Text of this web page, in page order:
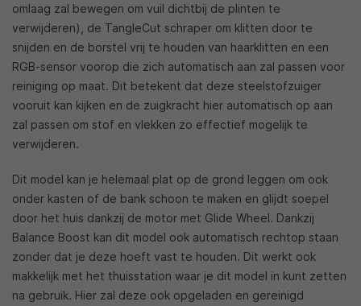
omlaag zal bewegen om vuil dichtbij de plinten te
verwijderen), de TangleCut schraper om klitten door te
snijden en de borstel vrij te houden van haarklitten en een
RGB-sensor voorop die zich automatisch aan zal passen voor
reiniging op maat. Dit betekent dat deze steelstofzuiger
vooruit kan kijken en de zuigkracht hier automatisch op aan
zal passen om stof en vlekken zo effectief mogelijk te
verwijderen.
Dit model kan je helemaal plat op de grond leggen om ook
onder kasten of de bank schoon te maken en glijdt soepel
door het huis dankzij de motor met Glide Wheel. Dankzij
Balance Boost kan dit model ook automatisch rechtop staan
zonder dat je deze hoeft vast te houden. Dit werkt ook
makkelijk met het thuisstation waar je dit model in kunt zetten
na gebruik. Hier zal deze ook opgeladen en gereinigd